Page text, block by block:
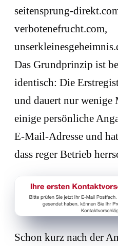
seitensprung-
verbotenefrucht.com,
Das Grundprinzip ist
identisch: Die
und dauert nur
einige persönliche
E-Mail-Adresse und
dass reger Betrieb
Schon kurz nach der